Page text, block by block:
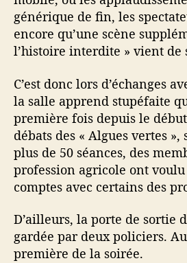
générique de fin, les
encore qu’une scène
l’histoire interdite » vient de
C’est donc lors d’échanges
la salle apprend stupéfaite
première fois depuis le
débats des « Algues vertes
plus de 50 séances, des
profession agricole ont
comptes avec certains des
D’ailleurs, la porte de sortie
gardée par deux policiers.
première de la soirée.